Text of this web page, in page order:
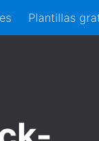
Plantillas